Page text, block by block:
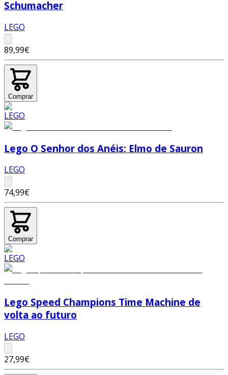
Schumacher
LEGO
89,99€
Comprar
Lego O Senhor dos Anéis: Elmo de Sauron
LEGO
74,99€
Comprar
Lego Speed Champions Time Machine de
volta ao futuro
LEGO
27,99€